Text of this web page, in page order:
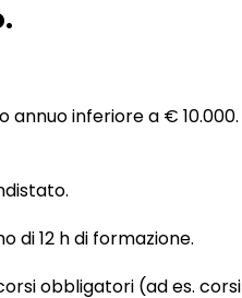
inferiore a € 10.000.
di 12 h di formazione.
obbligatori (ad es. corsi